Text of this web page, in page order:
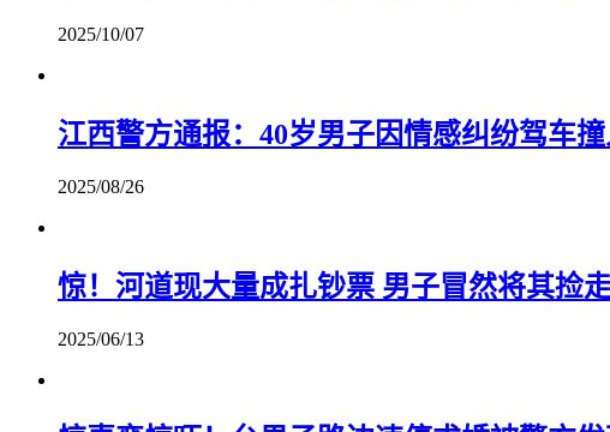
2025/10/07
江西警方通报：40岁男子因情感纠纷驾车
2025/08/26
惊！河道现大量成扎钞票 男子冒然将其捡
2025/06/13